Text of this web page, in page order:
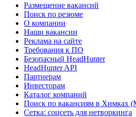
Размещение вакансий
Поиск по резюме
О компании
Наши вакансии
Реклама на сайте
Требования к ПО
Безопасный HeadHunter
HeadHunter API
Партнерам
Инвесторам
Каталог компаний
Поиск по вакансиям в Химках
Сетка: соцсеть для нетворкинга